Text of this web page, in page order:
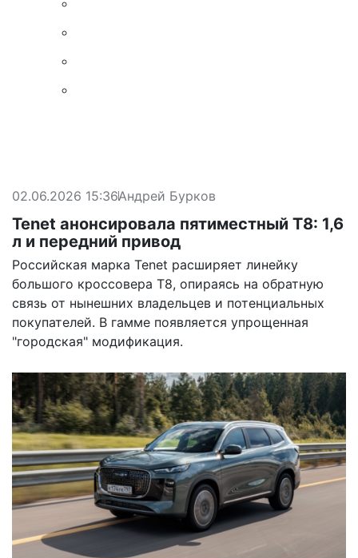
02.06.2026 15:36Андрей Бурков
Tenet анонсировала пятиместный T8: 1,6
л и передний привод
Российская марка Tenet расширяет линейку
большого кроссовера T8, опираясь на обратную
связь от нынешних владельцев и потенциальных
покупателей. В гамме появляется упрощенная
"городская" модификация.